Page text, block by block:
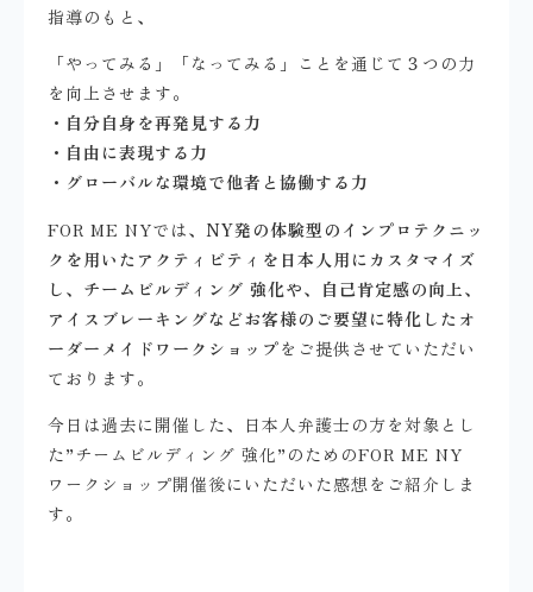
指導のもと、
「やってみる」「なってみる」ことを通じて３つの力
を向上させます。
・自分自身を再発見する力
・自由に表現する力
・グローバルな環境で他者と協働する力
FOR ME NYでは、 NY発の体験型のインプロテクニッ
クを用いたアクティビティを日本人用にカスタマイズ
し、チームビルディング 強化や、自己肯定感の向上、
アイスブレーキングなどお客様のご要望に特化したオ
ーダーメイドワークショップをご提供させていただい
ております。
今日は過去に開催した、日本人弁護士の方を対象とし
た”チームビルディング 強化”のためのFOR ME NY
ワークショップ開催後にいただいた感想をご紹介しま
す。